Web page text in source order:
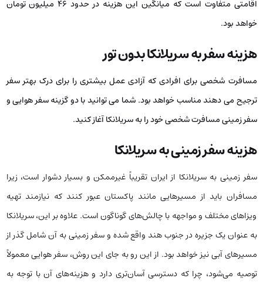
اقامتی متفاوت است که میانگین این هزینه در حدود 46 میلیون تومان
خواهد بود.
هزینه سفر به سریلانکا بدون تور
مسافرت شخصی برای افرادی که آزادی عمل بیشتری را برای درک بهتر سفر
ترجیح می دهند مناسب خواهد بود. شما می توانید با دو گزینه سفر هوایی و
سفر زمینی مسافرت شخصی خود را به سریلانکا آغاز کنید.
هزینه سفر زمینی به سریلانکا
سفر زمینی به سریلانکا از ایران تقریباً غیرممکن و بسیار دشوار است، زیرا
مسافران باید از مسیرهایی مانند پاکستان عبور کنند که نیازمند تهیه
ویزاهای مختلف و مواجهه با چالش‌های گوناگون است. علاوه بر این، سریلانکا
به عنوان یک جزیره در جنوب هند واقع شده و سفر زمینی به آن شامل گذر از
مسیرهای آبی نیز خواهد بود. از این رو به جای این روش، سفر هوایی معمولاً
توصیه می‌شود، چرا که دسترسی آسان‌تری دارد و هزینه‌های آن با توجه به